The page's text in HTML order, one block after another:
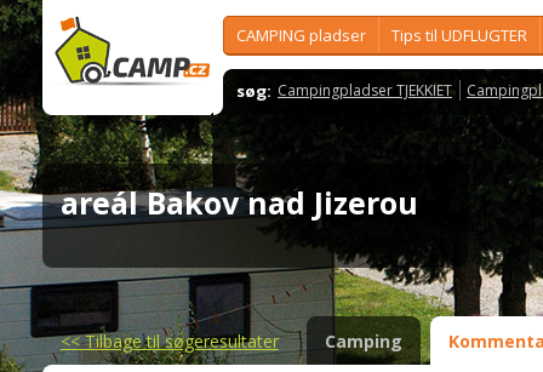
CAMPING pladser Tips til UDFLUGTER
søg: Campingpladser TJEKKIET
areál Bakov nad Jizerou
<<Tilbage til søgeresultater Camping